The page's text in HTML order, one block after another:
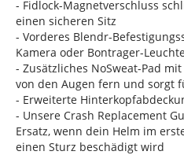
- Fidlock-Magnetverschluss
einen sicheren Sitz
- Vorderes Blendr-
Kamera oder Bontrager-
- Zusätzliches NoSweat-Pad
von den Augen fern und sorgt
- Erweiterte
- Unsere Crash Replacement
Ersatz, wenn dein Helm im
einen Sturz beschädigt wird